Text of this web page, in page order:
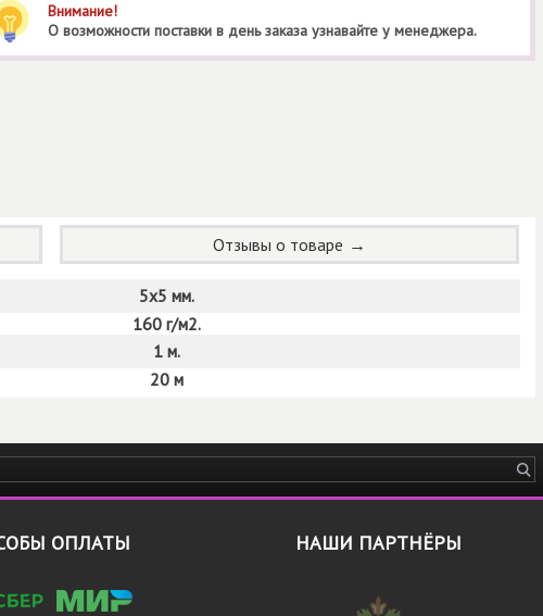
Внимание!
О возможности поставки в день заказа узнавайте у менеджера.
Отзывы о товаре
5х5 мм.
160 г/м2.
1 м.
20 м
ОПЛАТЫ НАШИ ПАРТНЁРЫ